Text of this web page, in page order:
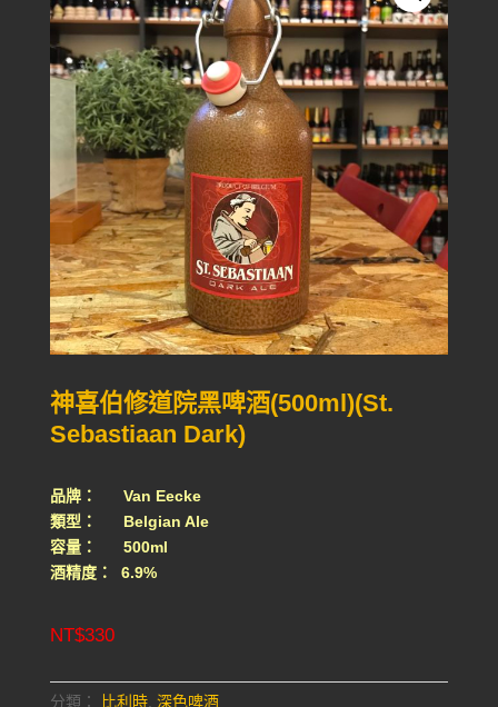
神喜伯修道院黑啤酒(500ml)(St.
Sebastiaan Dark)
品牌： Van Eecke
類型： Belgian Ale
容量： 500ml
酒精度： 6.9%
NT$330
分類： 比利時, 深色啤酒